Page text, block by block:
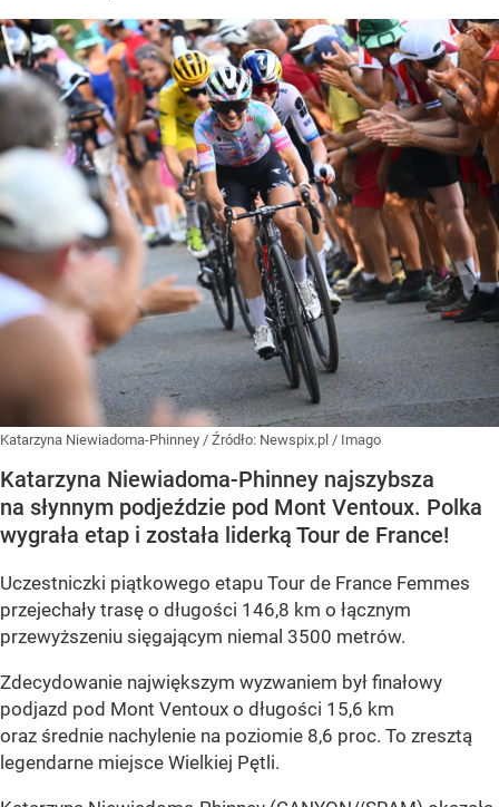
Katarzyna Niewiadoma-Phinney / Źródło: Newspix.pl / Imago
Katarzyna Niewiadoma-Phinney najszybsza
na słynnym podjeździe pod Mont Ventoux. Polka
wygrała etap i została liderką Tour de France!
Uczestniczki piątkowego etapu Tour de France Femmes
przejechały trasę o długości 146,8 km o łącznym
przewyższeniu sięgającym niemal 3500 metrów.
Zdecydowanie największym wyzwaniem był finałowy
podjazd pod Mont Ventoux o długości 15,6 km
oraz średnie nachylenie na poziomie 8,6 proc. To zresztą
legendarne miejsce Wielkiej Pętli.